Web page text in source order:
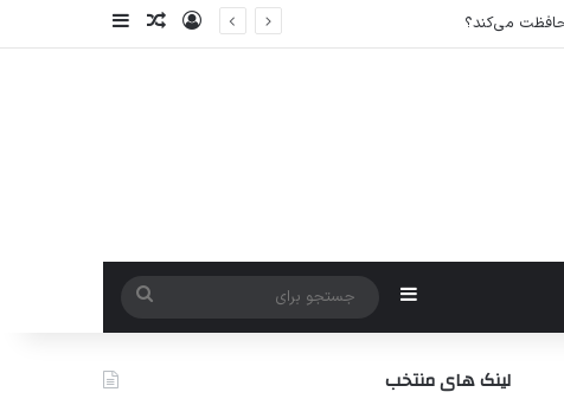
ورودنوشته تصادفی
سایدبار
سایدبار
جستجو
برای
لینک های منتخب